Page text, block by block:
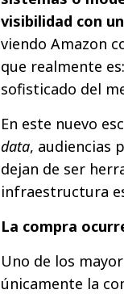
visibilidad con
viendo Amazon
que realmente
sofisticado del
En este nuevo
data, audiencias
dejan de ser
infraestructura
La compra
Uno de los
únicamente la